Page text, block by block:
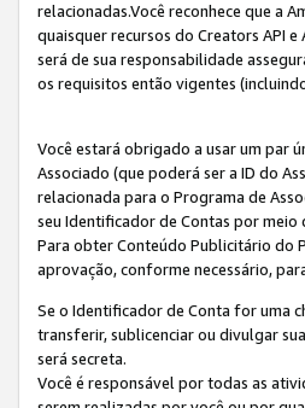
relacionadas.Você reconhece que a
quaisquer recursos do Creators API
será de sua responsabilidade
os requisitos então vigentes
Você estará obrigado a usar um par
Associado (que poderá ser a ID do
relacionada para o Programa de
seu Identificador de Contas por meio
Para obter Conteúdo Publicitário do
aprovação, conforme necessário,
Se o Identificador de Conta for uma
transferir, sublicenciar ou divulgar
será secreta.
Você é responsável por todas as